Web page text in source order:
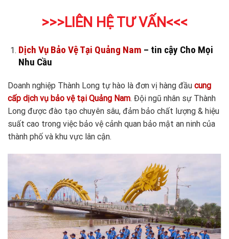
>>>LIÊN HỆ TƯ VẤN<<<
Dịch Vụ Bảo Vệ Tại Quảng Nam – tin cậy Cho Mọi
Nhu Cầu
Doanh nghiệp Thành Long tự hào là đơn vị hàng đầu cung
cấp dịch vụ bảo vệ tại Quảng Nam. Đội ngũ nhân sự Thành
Long được đào tạo chuyên sâu, đảm bảo chất lượng & hiệu
suất cao trong việc bảo vệ cảnh quan bảo mật an ninh của
thành phố và khu vực lân cận.